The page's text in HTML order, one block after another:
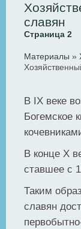
славян
Страница 2
Материалы »
В IX веке
Богемское
В конце X
ставшее с
Таким
славян